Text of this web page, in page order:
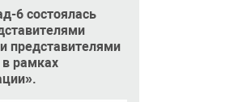
6 состоялась
представителями
рамках